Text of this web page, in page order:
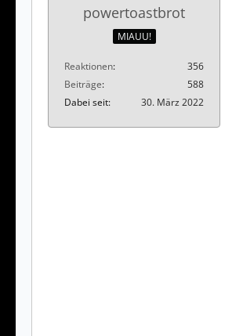
powertoastbrot
MIAUU!
Reaktionen
356
Beiträge
588
Dabei seit
30. März 2022